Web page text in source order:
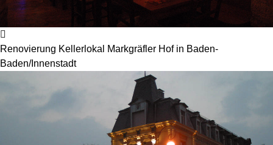
Renovierung Kellerlokal Markgräfler Hof in Baden-
Baden/Innenstadt